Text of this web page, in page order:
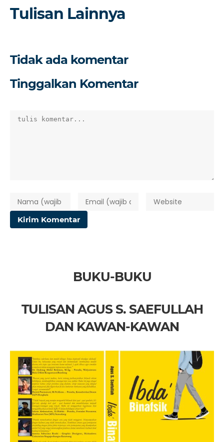
Tulisan Lainnya
Tidak ada komentar
Tinggalkan Komentar
BUKU-BUKU
TULISAN AGUS S. SAEFULLAH
DAN KAWAN-KAWAN